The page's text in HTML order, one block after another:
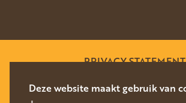
Deze website maakt gebruik van
PRIVACY STATEMENT